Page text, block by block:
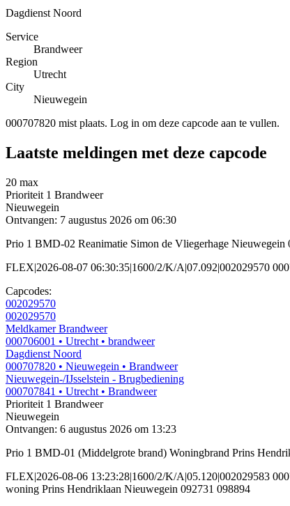
Dagdienst Noord
Service
Brandweer
Region
Utrecht
City
Nieuwegein
000707820 mist plaats. Log in om deze capcode aan te vullen.
Laatste meldingen met deze capcode
20 max
Prioriteit 1 Brandweer
Nieuwegein
Ontvangen: 7 augustus 2026 om 06:30
Prio 1 BMD-02 Reanimatie Simon de Vliegerhage Nieuwegein
FLEX|2026-08-07 06:30:35|1600/2/K/A|07.092|002029570
Capcodes:
002029570
002029570
Meldkamer Brandweer
000706001 • Utrecht • brandweer
Dagdienst Noord
000707820 • Nieuwegein • Brandweer
Nieuwegein-/IJsselstein - Brugbediening
000707841 • Utrecht • Brandweer
Prioriteit 1 Brandweer
Nieuwegein
Ontvangen: 6 augustus 2026 om 13:23
Prio 1 BMD-01 (Middelgrote brand) Woningbrand Prins
FLEX|2026-08-06 13:23:28|1600/2/K/A|05.120|002029583
woning Prins Hendriklaan Nieuwegein 092731 098894